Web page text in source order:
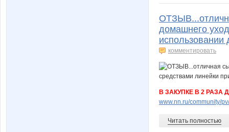
домашнего
использовании
комментировать
В ЗАКУПКЕ В 2 РАЗА
www.nn.ru/community/
Читать полностью